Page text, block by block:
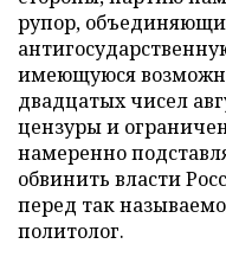
рупор,
имеющуюся
двадцатых чисел
цензуры и
намеренно
обвинить власти
перед так
политолог.